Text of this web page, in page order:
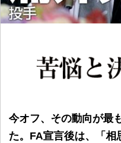
今オフ、その動向が最
た。FA宣言後は、「相